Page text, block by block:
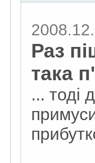
Раз
така
... тоді